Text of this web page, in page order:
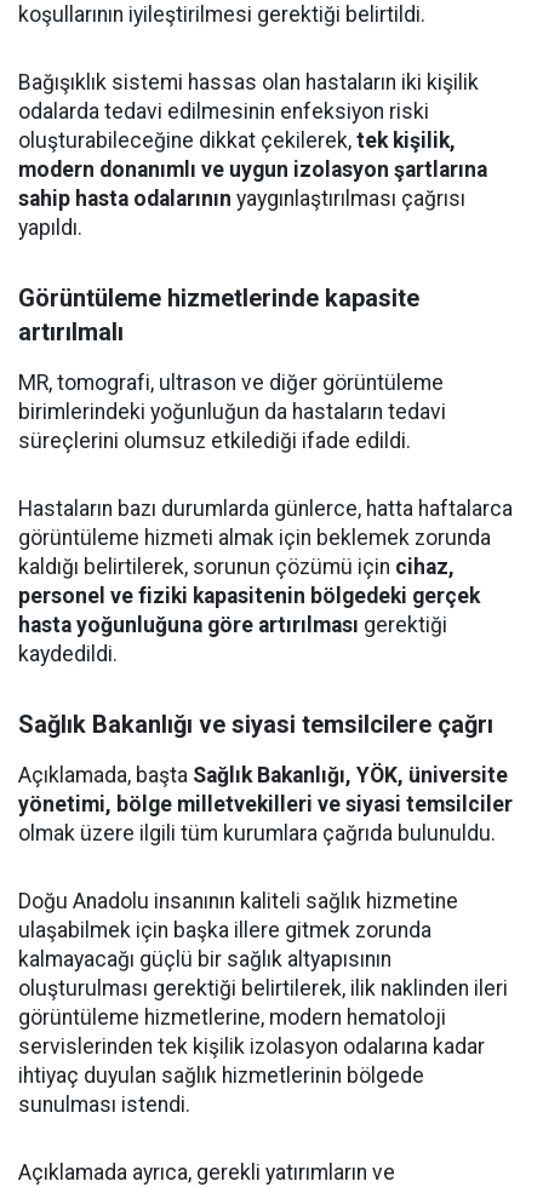
koşullarının iyileştirilmesi gerektiği belirtildi.
Bağışıklık sistemi hassas olan hastaların iki kişilik
odalarda tedavi edilmesinin enfeksiyon riski
oluşturabileceğine dikkat çekilerek, tek kişilik,
modern donanımlı ve uygun izolasyon şartlarına
sahip hasta odalarının yaygınlaştırılması çağrısı
yapıldı.
Görüntüleme hizmetlerinde kapasite
artırılmalı
MR, tomografi, ultrason ve diğer görüntüleme
birimlerindeki yoğunluğun da hastaların tedavi
süreçlerini olumsuz etkilediği ifade edildi.
Hastaların bazı durumlarda günlerce, hatta haftalarca
görüntüleme hizmeti almak için beklemek zorunda
kaldığı belirtilerek, sorunun çözümü için cihaz,
personel ve fiziki kapasitenin bölgedeki gerçek
hasta yoğunluğuna göre artırılması gerektiği
kaydedildi.
Sağlık Bakanlığı ve siyasi temsilcilere çağrı
Açıklamada, başta Sağlık Bakanlığı, YÖK, üniversite
yönetimi, bölge milletvekilleri ve siyasi temsilciler
olmak üzere ilgili tüm kurumlara çağrıda bulunuldu.
Doğu Anadolu insanının kaliteli sağlık hizmetine
ulaşabilmek için başka illere gitmek zorunda
kalmayacağı güçlü bir sağlık altyapısının
oluşturulması gerektiği belirtilerek, ilik naklinden ileri
görüntüleme hizmetlerine, modern hematoloji
servislerinden tek kişilik izolasyon odalarına kadar
ihtiyaç duyulan sağlık hizmetlerinin bölgede
sunulması istendi.
Açıklamada ayrıca, gerekli yatırımların ve